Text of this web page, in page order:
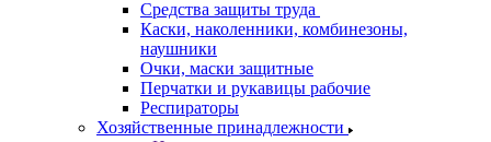
Средства защиты труда
Каски, наколенники, комбинезоны,
наушники
Очки, маски защитные
Перчатки и рукавицы рабочие
Респираторы
Хозяйственные принадлежности